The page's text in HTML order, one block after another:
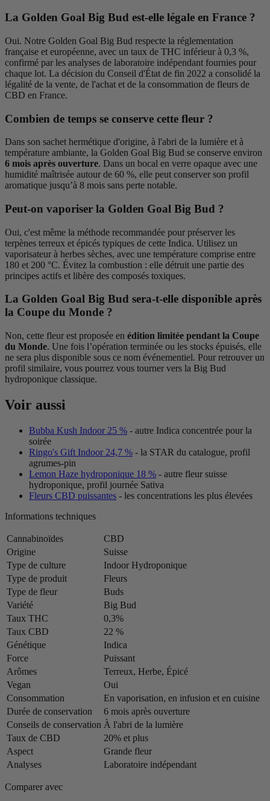
La Golden Goal Big Bud est-elle légale en France ?
Oui. Notre Golden Goal Big Bud respecte la réglementation
française et européenne, avec un taux de THC inférieur à 0,3 %,
confirmé par les analyses de laboratoire indépendant fournies pour
chaque lot. La décision du Conseil d'État de fin 2022 a consolidé la
légalité de la vente, de l'achat et de la consommation de fleurs de
CBD en France.
Combien de temps se conserve cette fleur ?
Dans son sachet hermétique d'origine, à l'abri de la lumière et à
température ambiante, la Golden Goal Big Bud se conserve environ
6 mois après ouverture. Dans un bocal en verre opaque avec une
humidité maîtrisée autour de 60 %, elle peut conserver son profil
aromatique jusqu’à 8 mois sans perte notable.
Peut-on vaporiser la Golden Goal Big Bud ?
Oui, c'est même la méthode recommandée pour préserver les
terpènes terreux et épicés typiques de cette Indica. Utilisez un
vaporisateur à herbes sèches, avec une température comprise entre
180 et 200 °C. Évitez la combustion : elle détruit une partie des
principes actifs et libère des composés toxiques.
La Golden Goal Big Bud sera-t-elle disponible après
la Coupe du Monde ?
Non, cette fleur est proposée en édition limitée pendant la Coupe
du Monde. Une fois l’opération terminée ou les stocks épuisés, elle
ne sera plus disponible sous ce nom événementiel. Pour retrouver un
profil similaire, vous pourrez vous tourner vers la Big Bud
hydroponique classique.
Voir aussi
Bubba Kush Indoor 25 % - autre Indica concentrée pour la
soirée
Ringo's Gift Indoor 24,7 % - la STAR du catalogue, profil
agrumes-pin
Lemon Haze hydroponique 18 % - autre fleur suisse
hydroponique, profil journée Sativa
Fleurs CBD puissantes - les concentrations les plus élevées
Informations techniques
Cannabinoïdes
CBD
Origine
Suisse
Type de culture
Indoor Hydroponique
Type de produit
Fleurs
Type de fleur
Buds
Variété
Big Bud
Taux THC
0,3%
Taux CBD
22 %
Génétique
Indica
Force
Puissant
Arômes
Terreux, Herbe, Épicé
Vegan
Oui
Consommation
En vaporisation, en infusion et en cuisine
Durée de conservation
6 mois après ouverture
Conseils de conservation À l'abri de la lumière
Taux de CBD
20% et plus
Aspect
Grande fleur
Analyses
Laboratoire indépendant
Comparer avec